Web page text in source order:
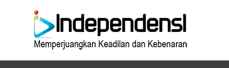
Memperjuangkan